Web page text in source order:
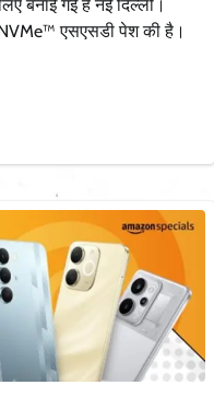
बनाई गई है नई दिल्ली।
एसएसडी पेश की है।